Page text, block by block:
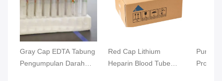
Gray Cap EDTA Tabung
Pengumpulan Darah
Red Cap Lithium
Heparin Blood Tube
Purple